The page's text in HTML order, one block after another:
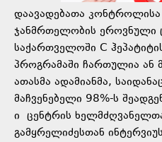
დაავადებათა
ჯანმრთელობის ეროვნული
საქართველოში C
პროგრამაში ჩართულია ან
ათასმა ადამიანმა,
მაჩვენებელი 98%-ს
ი ცენტრის
გამყრელიძესთან